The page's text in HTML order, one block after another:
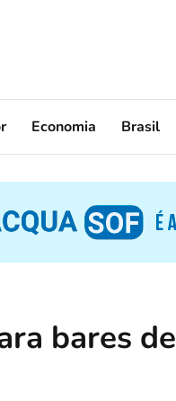
Economia Brasil
bares de